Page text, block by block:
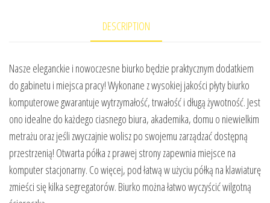
DESCRIPTION
Nasze eleganckie i nowoczesne biurko będzie praktycznym dodatkiem
do gabinetu i miejsca pracy! Wykonane z wysokiej jakości płyty biurko
komputerowe gwarantuje wytrzymałość, trwałość i długą żywotność. Jest
ono idealne do każdego ciasnego biura, akademika, domu o niewielkim
metrażu oraz jeśli zwyczajnie wolisz po swojemu zarządzać dostępną
przestrzenią! Otwarta półka z prawej strony zapewnia miejsce na
komputer stacjonarny. Co więcej, pod łatwą w użyciu półką na klawiaturę
zmieści się kilka segregatorów. Biurko można łatwo wyczyścić wilgotną